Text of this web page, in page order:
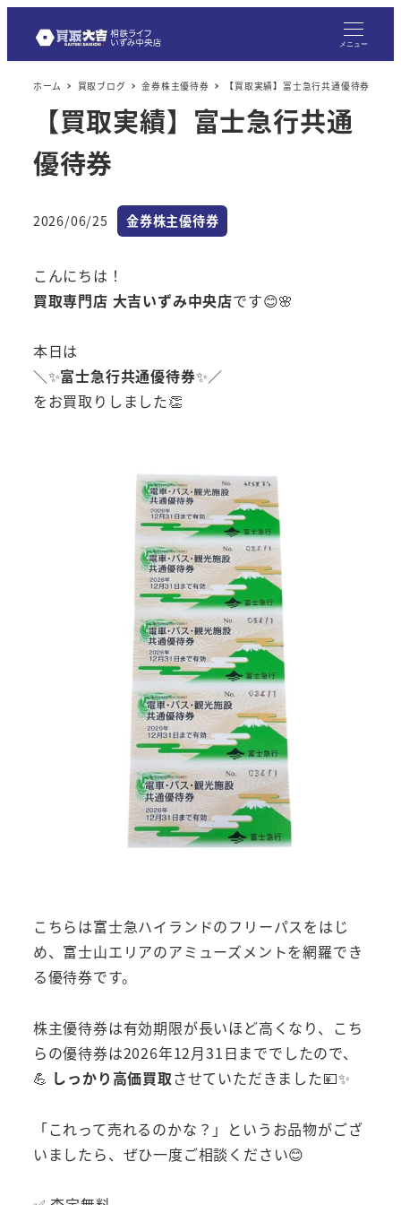
メニュー
ホーム 買取ブログ 金券株主優待券 【買取実績】富士急行共通優待券
【買取実績】富士急行共通
優待券
投稿日
2026/06/25 カテゴリー
金券株主優待券
こんにちは！
買取専門店 大吉いずみ中央店です😊🌸
本日は
＼✨富士急行共通優待券✨／
をお買取りしました👏
こちらは富士急ハイランドのフリーパスをはじ
め、富士山エリアのアミューズメントを網羅でき
る優待券です。
株主優待券は有効期限が長いほど高くなり、こち
らの優待券は2026年12月31日まででしたので、
💪 しっかり高価買取させていただきました💴✨
「これって売れるのかな？」というお品物がござ
いましたら、ぜひ一度ご相談ください😊